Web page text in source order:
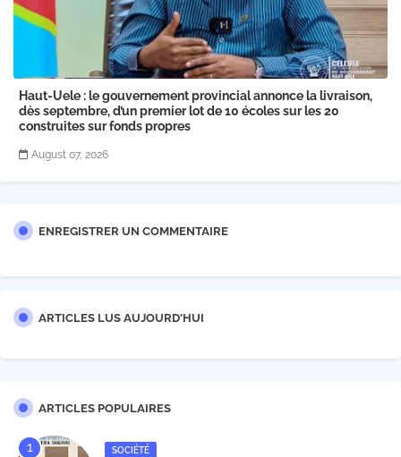
Haut-Uele : le gouvernement provincial annonce la livraison,
dès septembre, d’un premier lot de 10 écoles sur les 20
construites sur fonds propres
August 07, 2026
ENREGISTRER UN COMMENTAIRE
ARTICLES LUS AUJOURD'HUI
ARTICLES POPULAIRES
SOCIÉTÉ